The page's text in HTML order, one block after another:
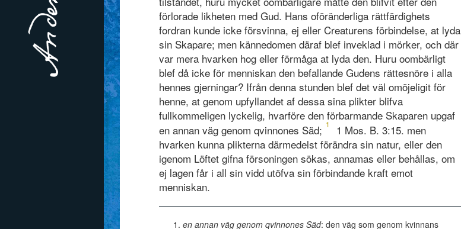
förlorade likheten med Gud. Hans oföränderliga rättfärdighets
fordran kunde icke försvinna, ej eller Creaturens förbindelse, at lyda
sin Skapare; men kännedomen däraf blef inveklad i mörker, och där
var mera hvarken hog eller förmåga at lyda den. Huru oombärligt
blef då icke för menniskan den befallande Gudens rättesnöre i alla
hennes gjerningar? Ifrån denna stunden blef det väl omöjeligit för
henne, at genom upfyllandet af dessa sina plikter blifva
fullkommeligen lyckelig, hvarföre den förbarmande Skaparen upgaf
en annan väg genom qvinnones Säd; 1
1 Mos. B. 3:15. men
hvarken kunna plikterna därmedelst förändra sin natur, eller den
igenom Löftet gifna försoningen sökas, annamas eller behållas, om
ej lagen får i all sin vidd utöfva sin förbindande kraft emot
menniskan.
en annan väg genom qvinnones Säd: den väg som genom kvinnans